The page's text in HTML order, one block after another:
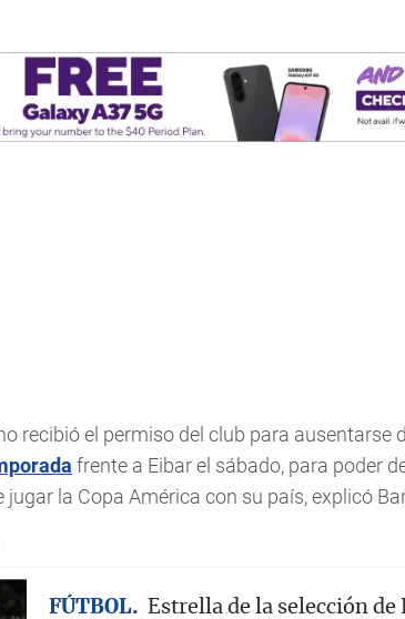
recibió el permiso del club para ausentarse
frente a Eibar el sábado, para poder
la Copa América con su país, explicó
FÚTBOL
Estrella de la selección